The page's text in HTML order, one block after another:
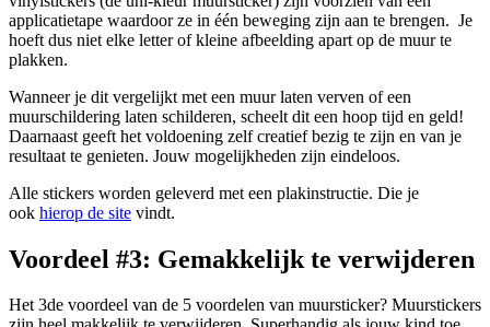
applicatietape waardoor ze in één beweging zijn aan te brengen. Je
hoeft dus niet elke letter of kleine afbeelding apart op de muur te
plakken.
Wanneer je dit vergelijkt met een muur laten verven of een
muurschildering laten schilderen, scheelt dit een hoop tijd en geld!
Daarnaast geeft het voldoening zelf creatief bezig te zijn en van je
resultaat te genieten. Jouw mogelijkheden zijn eindeloos.
Alle stickers worden geleverd met een plakinstructie. Die je
ook hierop de site vindt.
Voordeel #3: Gemakkelijk te verwijderen
Het 3de voordeel van de 5 voordelen van muursticker? Muurstickers